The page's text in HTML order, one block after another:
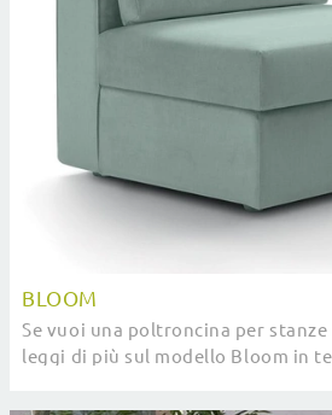
BLOOM
Se vuoi una poltroncina per stanze
leggi di più sul modello Bloom in